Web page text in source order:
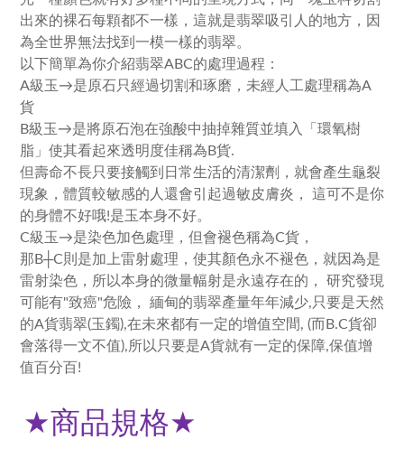
出來的裸石每顆都不一樣，這就是翡翠吸引人的地方，因
為全世界無法找到一模一樣的翡翠。
以下簡單為你介紹翡翠ABC的處理過程：
A級玉→是原石只經過切割和琢磨，未經人工處理稱為A
貨
B級玉→是將原石泡在強酸中抽掉雜質並填入「環氧樹
脂」使其看起來透明度佳稱為B貨.
但壽命不長只要接觸到日常生活的清潔劑，就會產生龜裂
現象，體質較敏感的人還會引起過敏皮膚炎， 這可不是你
的身體不好哦!是玉本身不好。
C級玉→是染色加色處理，但會褪色稱為C貨，
那B┼C則是加上雷射處理，使其顏色永不褪色，就因為是
雷射染色，所以本身的微量幅射是永遠存在的， 研究發現
可能有"致癌"危險， 緬甸的翡翠產量年年減少,只要是天然
的A貨翡翠(玉鐲),在未來都有一定的增值空間, (而B.C貨卻
會落得一文不值),所以只要是A貨就有一定的保障,保值增
值百分百!
★商品規格★